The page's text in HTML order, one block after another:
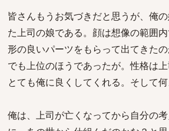
皆さんもうお気づきだと思うが、俺
た上司の娘である。顔は想像の範囲
形の良いパーツをもらって出てきた
でも上位のほうであったが。性格は上
とても俺に良くしてくれる。そして何
俺は、上司が亡くなってから自分の